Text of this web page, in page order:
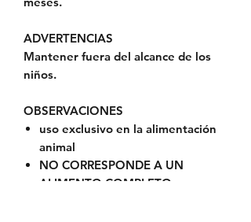
ADVERTENCIAS
Mantener fuera del alcance de los
niños.
OBSERVACIONES
uso exclusivo en la alimentación
animal
NO CORRESPONDE A UN
ALIMENTO COMPLETO